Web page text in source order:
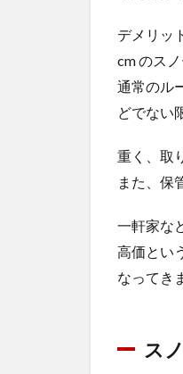
デメリッ
cm のス
通常のル
どでない
重く、取
また、保
一軒家な
高価とい
なってき
ス